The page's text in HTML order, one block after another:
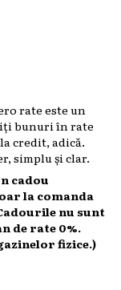
rate este un
bunuri în rate
credit, adică.
simplu și clar.
cadou
la comanda
nu sunt
de rate 0%.
fizice.)